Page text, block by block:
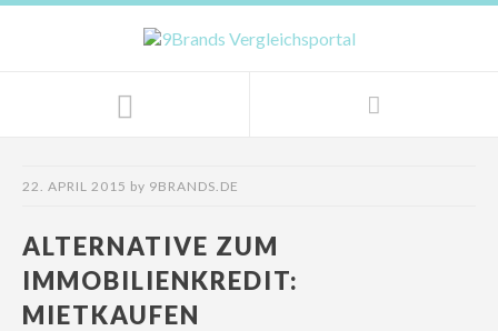
22. APRIL 2015 by 9BRANDS.DE
ALTERNATIVE ZUM
IMMOBILIENKREDIT:
MIETKAUFEN